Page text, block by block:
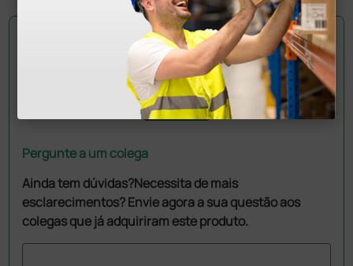
Pergunte a um colega
Ainda tem dúvidas?Necessita de mais
esclarecimentos? Envie agora a sua questão aos
colegas que já adquiriram este produto.